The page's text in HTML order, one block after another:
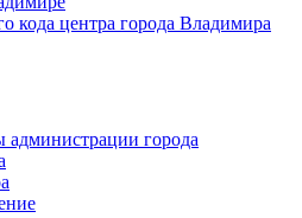
кода центра города Владимира
администрации города